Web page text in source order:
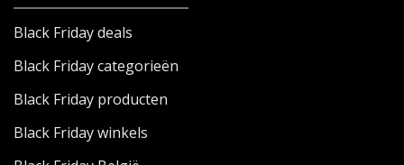
Black Friday deals
Black Friday categorieën
Black Friday producten
Black Friday winkels